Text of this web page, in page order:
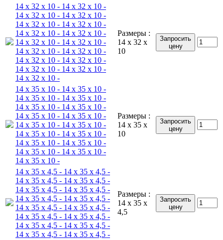
14 x 32 x 10 - 14 x 32 x 10 -
14 x 32 x 10 - 14 x 32 x 10 -
14 x 32 x 10 - 14 x 32 x 10 -
14 x 32 x 10 - 14 x 32 x 10 -
14 x 32 x 10 - 14 x 32 x 10 -
14 x 32 x 10 - 14 x 32 x 10 -
14 x 32 x 10 - 14 x 32 x 10 -
14 x 32 x 10 - 14 x 32 x 10 -
14 x 32 x 10 -
Размеры :
14 x 32 x
10
Запросить
цену
14 x 35 x 10 - 14 x 35 x 10 -
14 x 35 x 10 - 14 x 35 x 10 -
14 x 35 x 10 - 14 x 35 x 10 -
14 x 35 x 10 - 14 x 35 x 10 -
14 x 35 x 10 - 14 x 35 x 10 -
14 x 35 x 10 - 14 x 35 x 10 -
14 x 35 x 10 - 14 x 35 x 10 -
14 x 35 x 10 - 14 x 35 x 10 -
14 x 35 x 10 -
Размеры :
14 x 35 x
10
Запросить
цену
14 x 35 x 4,5 - 14 x 35 x 4,5 -
14 x 35 x 4,5 - 14 x 35 x 4,5 -
14 x 35 x 4,5 - 14 x 35 x 4,5 -
14 x 35 x 4,5 - 14 x 35 x 4,5 -
14 x 35 x 4,5 - 14 x 35 x 4,5 -
14 x 35 x 4,5 - 14 x 35 x 4,5 -
14 x 35 x 4,5 - 14 x 35 x 4,5 -
14 x 35 x 4,5 - 14 x 35 x 4,5 -
Размеры :
14 x 35 x
4,5
Запросить
цену